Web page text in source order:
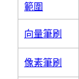
範圍
向量筆刷
像素筆刷